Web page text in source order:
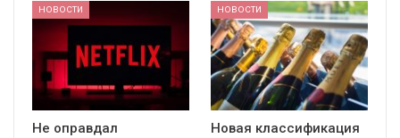
НОВОСТИ
Не оправдал
НОВОСТИ
Новая классификация